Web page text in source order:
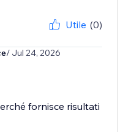
Utile (0)
/ Jul 24, 2026
fornisce risultati